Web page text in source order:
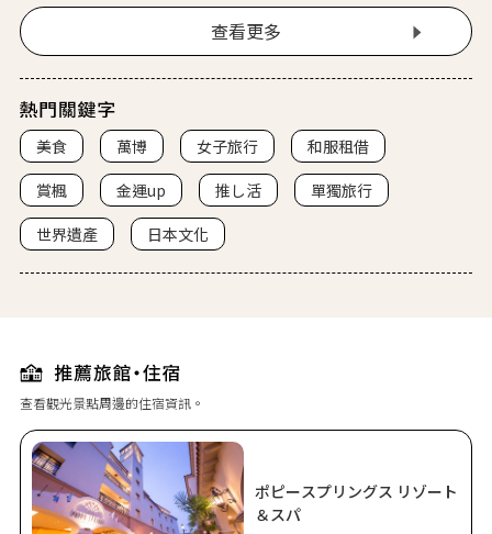
查看更多
美食 萬博 女子旅行
和服租借
賞楓
金運up 推し活
單獨旅行
世界遺產
日本文化
查看觀光景點周邊的住宿資訊。
ポピースプリングス リゾート
＆スパ